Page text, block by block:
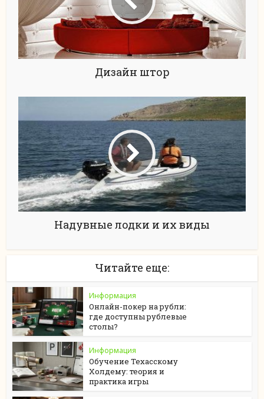
Дизайн штор
Надувные лодки и их виды
Читайте еще:
Информация
Онлайн-покер на рубли:
где доступны рублевые
столы?
Информация
Обучение Техасскому
Холдему: теория и
практика игры